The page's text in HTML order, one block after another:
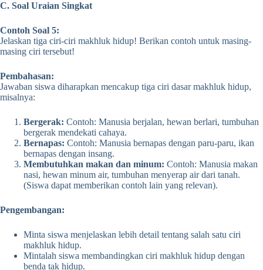
C. Soal Uraian Singkat
Contoh Soal 5:
Jelaskan tiga ciri-ciri makhluk hidup! Berikan contoh untuk masing-
masing ciri tersebut!
Pembahasan:
Jawaban siswa diharapkan mencakup tiga ciri dasar makhluk hidup,
misalnya:
Bergerak: Contoh: Manusia berjalan, hewan berlari, tumbuhan
bergerak mendekati cahaya.
Bernapas: Contoh: Manusia bernapas dengan paru-paru, ikan
bernapas dengan insang.
Membutuhkan makan dan minum: Contoh: Manusia makan
nasi, hewan minum air, tumbuhan menyerap air dari tanah.
(Siswa dapat memberikan contoh lain yang relevan).
Pengembangan:
Minta siswa menjelaskan lebih detail tentang salah satu ciri
makhluk hidup.
Mintalah siswa membandingkan ciri makhluk hidup dengan
benda tak hidup.